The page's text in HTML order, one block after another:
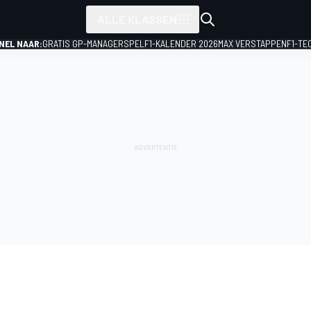
NAAR:GRATIS GP-MANAGERSPEL F1-KALENDER 2026MAX VERSTAPPENF1-